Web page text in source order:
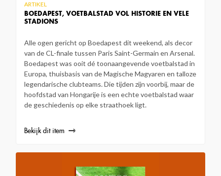
BOEDAPEST, VOETBALSTAD VOL HISTORIE EN VELE
STADIONS
ARTIKEL
Alle ogen gericht op Boedapest dit weekend, als decor
van de CL-finale tussen Paris Saint-Germain en Arsenal.
Boedapest was ooit dé toonaangevende voetbalstad in
Europa, thuisbasis van de Magische Magyaren en talloze
legendarische clubteams. Die tijden zijn voorbij, maar de
hoofdstad van Hongarije is een echte voetbalstad waar
de geschiedenis op elke straathoek ligt.
Bekijk dit item